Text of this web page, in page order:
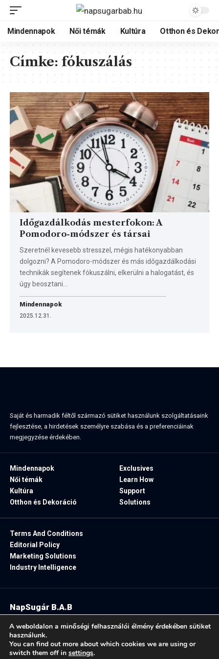
Mindennapok Női témák Kultúra Otthon és
Címke: fókuszálás
Időgazdálkodás mesterfokon: A
Pomodoro-módszer és társai
Szeretnél kevesebb stresszel, mégis hatékonyabban
dolgozni? A Pomodoro-módszer és más időgazdálkodási
technikák segítenek fókuszálni, elkerülni a halogatást, és
úgy beosztani…
Mindennapok
2025.12.31.
Saját és harmadik féltől származó sütiket használunk szolgáltatásaink
fejlesztése, a hirdetések személyre szabása és a preferenciáinak
megjegyzése érdekében.
Mindennapok
Női témák
Kultúra
Otthon és Dekoráció
Exclusives
Learn How
Support
Solutions
Terms And Conditions
Editorial Policy
Marketing Solutions
Industry Intelligence
Follow US:
NapSugár B.A.B
A weboldalon a minőségi felhasználói élmény érdekében sütiket
használunk.
You can find out more about which cookies we are using or
switch them off in settings.